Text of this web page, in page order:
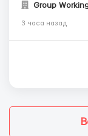
Group
3 часа назад